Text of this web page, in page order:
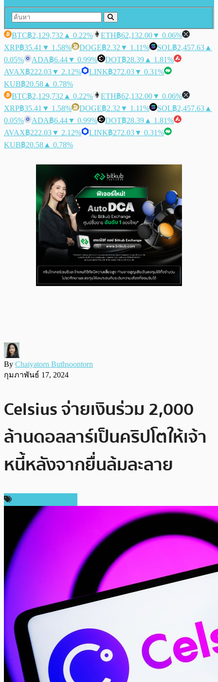
BTC฿2,129,732 ▲ 0.22% ETH฿62,132.00▼ 0.06%
XRP฿35.41 ▼ 1.58% DOGE฿2.32 ▼ 1.11% SOL฿2,457.63 ▲
0.05%
ADA฿6.44▼ 0.99% DOT฿28.39 ▲ 1.81%
AVAX฿222.03▼ 2.12% LINK฿272.03▼ 0.31%
KUB฿20.58 ▲ 0.78%
BTC฿2,129,732 ▲ 0.22% ETH฿62,132.00▼ 0.06%
XRP฿35.41 ▼ 1.58% DOGE฿2.32 ▼ 1.11% SOL฿2,457.63 ▲
0.05%
ADA฿6.44▼ 0.99% DOT฿28.39 ▲ 1.81%
AVAX฿222.03▼ 2.12% LINK฿272.03▼ 0.31%
KUB฿20.58 ▲ 0.78%
By Chaiyatorn Buthsoontorn
กุมภาพันธ์ 17, 2024
Celsius จ่ายเงินร่วม 2,000
ล้านดอลลาร์เป็นคริปโตให้เจ้า
หนี้หลังจากยื่นล้มละลาย